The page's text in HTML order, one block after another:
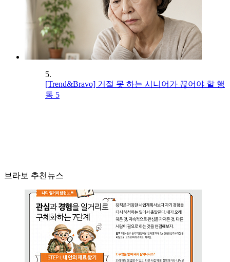
5.
[Trend&Bravo] 거절 못 하는 시니어가 끊어야 할 행
동 5
브라보 추천뉴스